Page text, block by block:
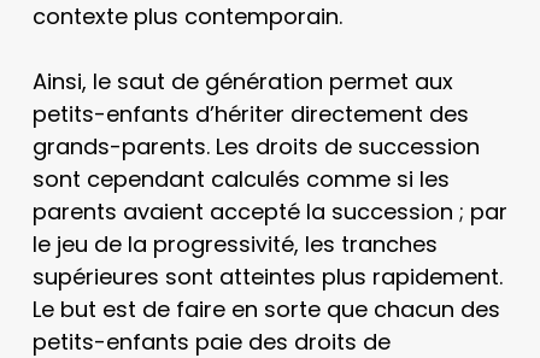
contexte plus contemporain.
Ainsi, le saut de génération permet aux
petits-enfants d’hériter directement des
grands-parents. Les droits de succession
sont cependant calculés comme si les
parents avaient accepté la succession ; par
le jeu de la progressivité, les tranches
supérieures sont atteintes plus rapidement.
Le but est de faire en sorte que chacun des
petits-enfants paie des droits de